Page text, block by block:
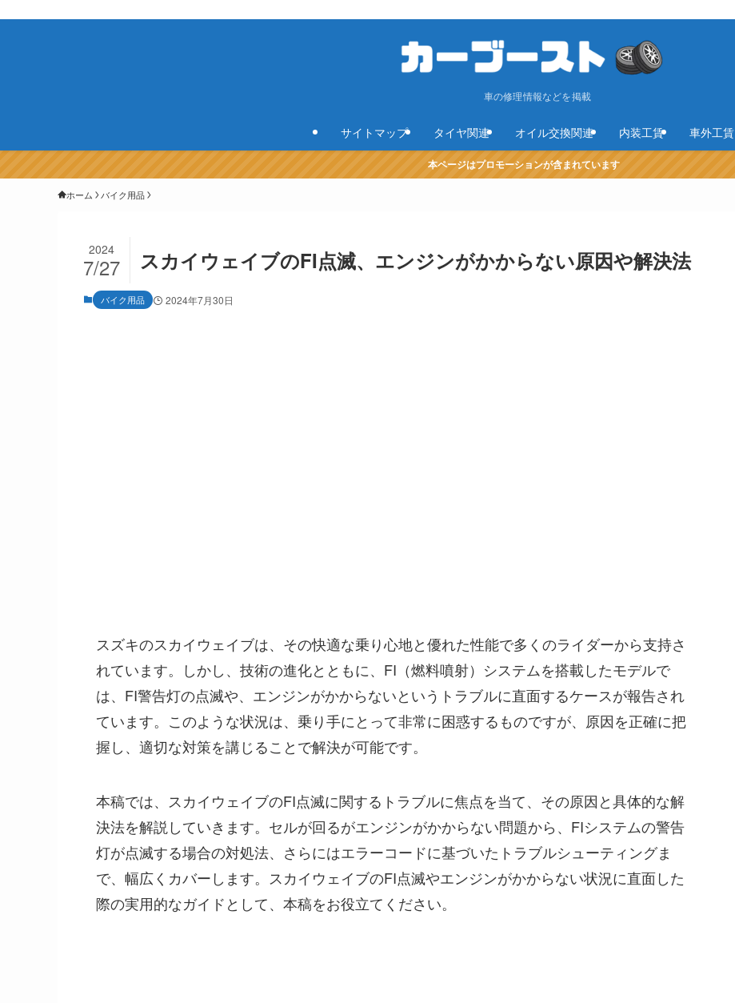
車の修理情報などを掲載
サイトマップ タイヤ関連 オイル交換関連 内装工賃 車外工賃
本ページはプロモーションが含まれています
ホーム バイク用品
スカイウェイブのFI点滅、エンジンがかからない原因や解決法
2024
7/27
バイク用品 2024年7月30日
スズキのスカイウェイブは、その快適な乗り心地と優れた性能で多くのライダーから支持さ
れています。しかし、技術の進化とともに、FI（燃料噴射）システムを搭載したモデルで
は、FI警告灯の点滅や、エンジンがかからないというトラブルに直面するケースが報告され
ています。このような状況は、乗り手にとって非常に困惑するものですが、原因を正確に把
握し、適切な対策を講じることで解決が可能です。
本稿では、スカイウェイブのFI点滅に関するトラブルに焦点を当て、その原因と具体的な解
決法を解説していきます。セルが回るがエンジンがかからない問題から、FIシステムの警告
灯が点滅する場合の対処法、さらにはエラーコードに基づいたトラブルシューティングま
で、幅広くカバーします。スカイウェイブのFI点滅やエンジンがかからない状況に直面した
際の実用的なガイドとして、本稿をお役立てください。